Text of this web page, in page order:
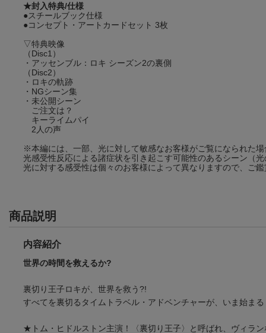
★封入特典/仕様
●スチールブック仕様
●コンセプト・アートカードセット 3枚
▽特典映像
（Disc1）
・アッセンブル：ロキ シーズン2の裏側
（Disc2）
・ロキの軌跡
・NGシーン集
・未公開シーン
ご注文は？
キーライムパイ
2人の声
※本編には、一部、光に対して敏感なお客様がご覧になられた場
光感受性反応による諸症状を引き起こす可能性のあるシーン（
光に対する感受性は個々のお客様によって異なりますので、ご
商品説明
内容紹介
世界の時間を救えるか?
裏切り王子ロキが、世界を救う?!
すべてを裏切るタイムトラベル・アドベンチャーが、いま始まる
★トム・ヒドルストン主演！〈裏切り王子〉と呼ばれ、ヴィラ